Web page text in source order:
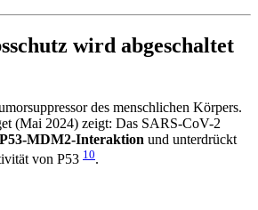
wird abgeschaltet
des menschlichen Körpers.
(Mai 2024) zeigt: Das SARS-CoV-2
MDM2-Interaktion und unterdrückt
von P53 10.